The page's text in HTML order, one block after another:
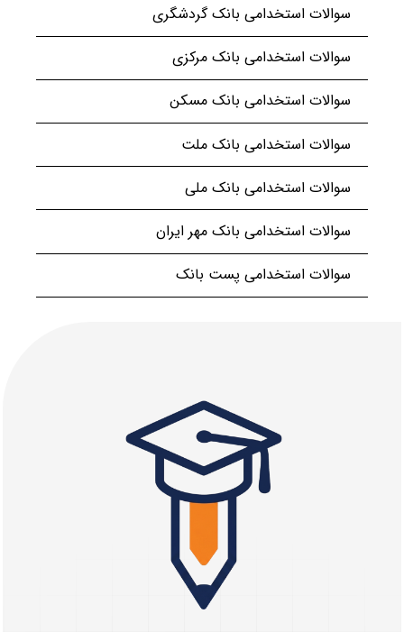
سوالات استخدامی بانک گردشگری
سوالات استخدامی بانک مرکزی
سوالات استخدامی بانک مسکن
سوالات استخدامی بانک ملت
سوالات استخدامی بانک ملی
سوالات استخدامی بانک مهر ایران
سوالات استخدامی پست بانک